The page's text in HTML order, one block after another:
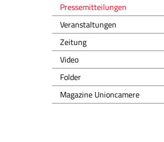
Pressemitteilungen
Veranstaltungen
Zeitung
Video
Folder
Magazine Unioncamere